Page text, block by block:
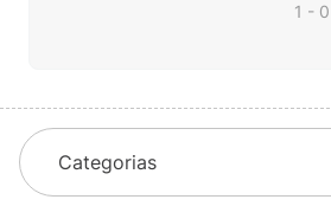
1 -
Categorias